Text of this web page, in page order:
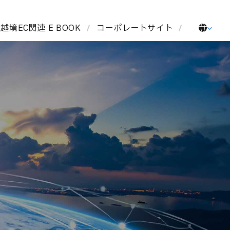
越境EC関連 E BOOK コーポレートサイト